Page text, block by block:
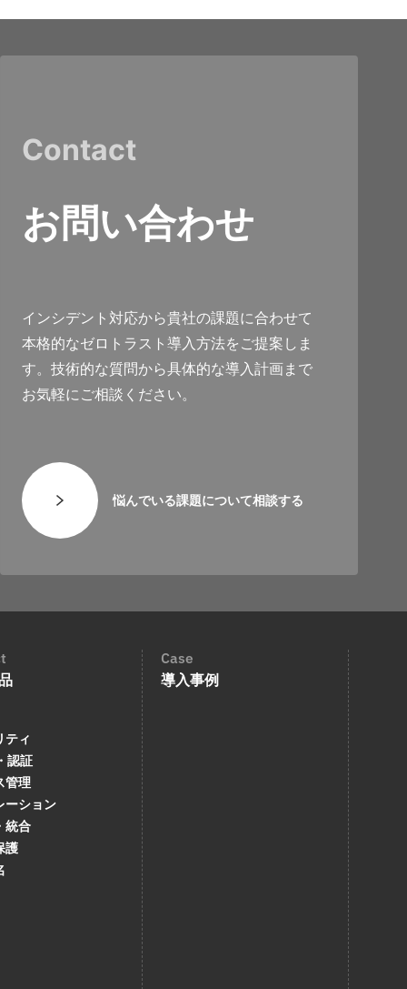
Contact
お問い合わせ
インシデント対応から貴社の課題に合わせて
本格的なゼロトラスト導入方法をご提案しま
す。技術的な質問から具体的な導入計画まで
お気軽にご相談ください。
悩んでいる課題について相談する
ティ
認証
管理
ーション
統合
護
Case
導入事例